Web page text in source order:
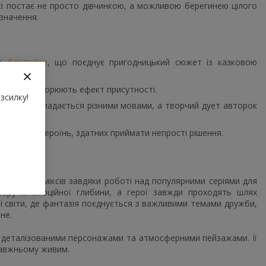
постає не просто дівчинкою, а можливою берегинею цілого
бандесіне, що поєднує пригодницький сюжет із казковою
які створюють ефект присутності.
перекладається різними мовами, а творчий дует авторок
сильних героїнь, здатних приймати непрості рішення.
коміксів завдяки роботі над популярними серіями для
й емоційної глибини, а герої завжди проходять шлях
де фантазія поєднується з важливими темами дружби,
персонажами та атмосферними пейзажами. Її
живим.